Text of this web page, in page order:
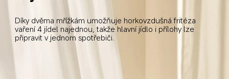
Díky dvěma mřížkám umožňuje horkovzdušná fritéza
vaření 4 jídel najednou, takže hlavní jídlo i přílohy lze
připravit v jednom spotřebiči.